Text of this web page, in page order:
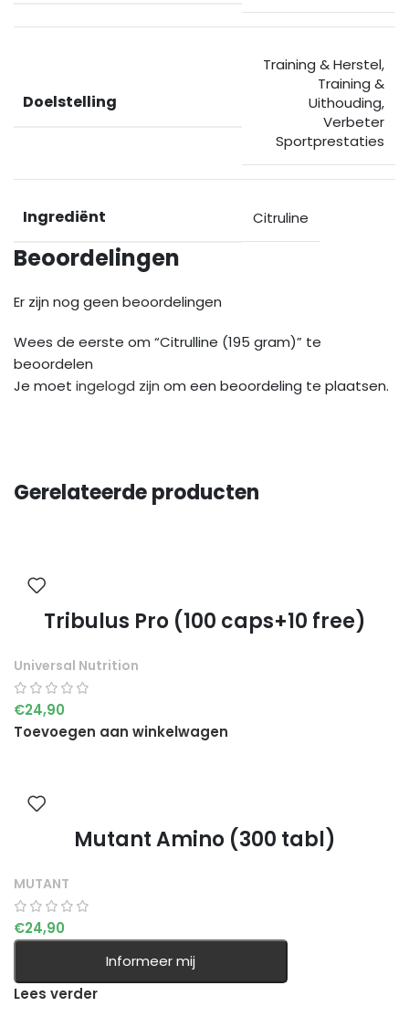
Doelstelling
Training & Herstel,
Training &
Uithouding,
Verbeter
Sportprestaties
Ingrediënt Citruline
Beoordelingen
Er zijn nog geen beoordelingen
Wees de eerste om “Citrulline (195 gram)” te
beoordelen
Je moet ingelogd zijn om een beoordeling te plaatsen.
Gerelateerde producten
Tribulus Pro (100 caps+10 free)
Universal Nutrition
€24,90
Toevoegen aan winkelwagen
Mutant Amino (300 tabl)
MUTANT
€24,90
Informeer mij
Lees verder